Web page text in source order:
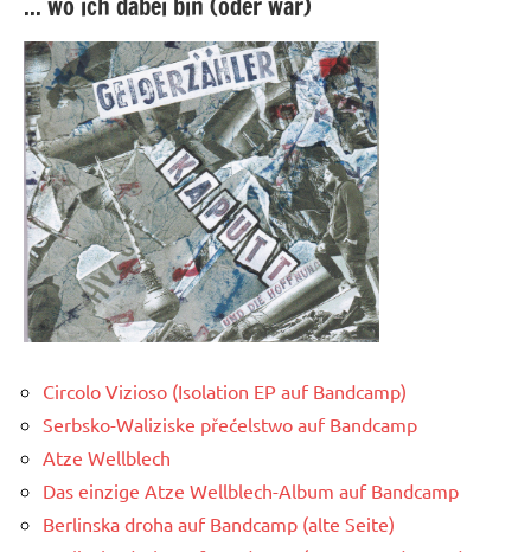
Circolo Vizioso (Isolation EP auf Bandcamp)
Serbsko-Waliziske přećelstwo auf Bandcamp
Atze Wellblech
Das einzige Atze Wellblech-Album auf Bandcamp
Berlinska droha auf Bandcamp (alte Seite)